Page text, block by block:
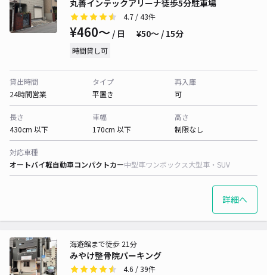
丸善インテックアリーナ徒歩5分駐車場
4.7 / 43件
¥460〜 / 日 ¥50〜 / 15分
時間貸し可
貸出時間
24時間営業
タイプ
平置き
再入庫
可
長さ
430cm 以下
車幅
170cm 以下
高さ
制限なし
対応車種
オートバイ軽自動車コンパクトカー中型車ワンボックス大型車・SUV
詳細へ
みやけ整骨院パーキング
海遊館まで徒歩 21分
4.6 / 39件